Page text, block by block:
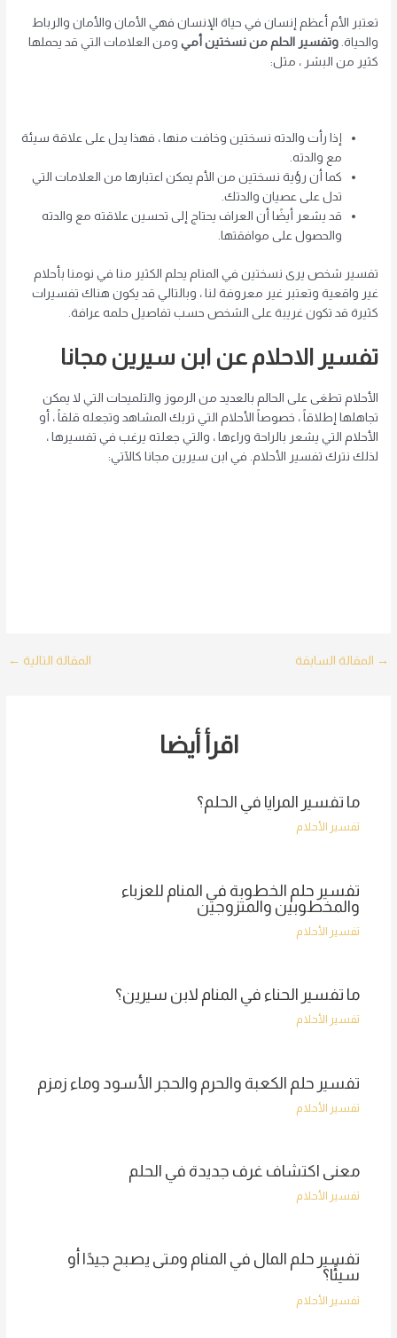
تعتبر الأم أعظم إنسان في حياة الإنسان فهي الأمان والأمان والرباط
والحياة.وتفسير الحلم من نسختين أمي ومن العلامات التي قد يحملها
كثير من البشر ، مثل:
إذا رأت والدته نسختين وخافت منها ، فهذا يدل على علاقة سيئة
مع والدته.
كما أن رؤية نسختين من الأم يمكن اعتبارها من العلامات التي
تدل على عصيان والدتك.
قد يشعر أيضًا أن العراف يحتاج إلى تحسين علاقته مع والدته
والحصول على موافقتها.
تفسير شخص يرى نسختين في المنام يحلم الكثير منا في نومنا بأحلام
غير واقعية وتعتبر غير معروفة لنا ، وبالتالي قد يكون هناك تفسيرات
كثيرة قد تكون غريبة على الشخص حسب تفاصيل حلمه عرافة.
تفسير الاحلام عن ابن سيرين مجانا
الأحلام تطغى على الحالم بالعديد من الرموز والتلميحات التي لا يمكن
تجاهلها إطلاقاً ، خصوصاً الأحلام التي تربك المشاهد وتجعله قلقاً ، أو
الأحلام التي يشعر بالراحة وراءها ، والتي جعلته يرغب في تفسيرها ،
لذلك نترك تفسير الأحلام. في ابن سيرين مجانا كالآتي:
Post
→ المقالة السابقة المقالة التالية ←
اقرأ أيضا
ما تفسير المرايا في الحلم؟
تفسير الأحلام
تفسير حلم الخطوبة في المنام للعزباء
والمخطوبين والمتزوجين
تفسير الأحلام
ما تفسير الحناء في المنام لابن سيرين؟
تفسير الأحلام
تفسير حلم الكعبة والحرم والحجر الأسود وماء زمزم
تفسير الأحلام
معنى اكتشاف غرف جديدة في الحلم
تفسير الأحلام
تفسير حلم المال في المنام ومتى يصبح جيدًا أو
سيئًا؟
تفسير الأحلام